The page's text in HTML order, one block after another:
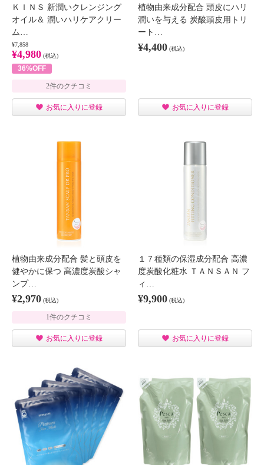
ＫＩＮＳ 新潤いクレンジング
オイル＆ 潤いハリケアクリー
ム…
¥7,858
¥4,980 (税込)
36%OFF
2件のクチコミ
お気に入りに登録
植物由来成分配合 頭皮にハリ
潤いを与える 炭酸頭皮用トリ
ート…
¥4,400 (税込)
お気に入りに登録
植物由来成分配合 髪と頭皮を
健やかに保つ 高濃度炭酸シャ
ンプ…
¥2,970 (税込)
1件のクチコミ
お気に入りに登録
１７種類の保湿成分配合 高濃
度炭酸化粧水 ＴＡＮＳＡＮ フ
ィ…
¥9,900 (税込)
お気に入りに登録